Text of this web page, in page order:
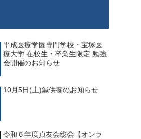
平成医療学園専門学校・宝塚医
療大学 在校生・卒業生限定 勉強
会開催のお知らせ
10月5日(土)鍼供養のお知らせ
令和６年度貞友会総会【オンラ